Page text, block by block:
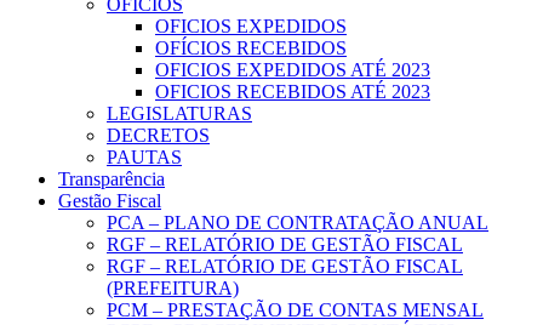
OFICIOS
OFICIOS EXPEDIDOS
OFÍCIOS RECEBIDOS
OFICIOS EXPEDIDOS ATÉ 2023
OFICIOS RECEBIDOS ATÉ 2023
LEGISLATURAS
DECRETOS
PAUTAS
Transparência
Gestão Fiscal
PCA – PLANO DE CONTRATAÇÃO ANUAL
RGF – RELATÓRIO DE GESTÃO FISCAL
RGF – RELATÓRIO DE GESTÃO FISCAL
(PREFEITURA)
PCM – PRESTAÇÃO DE CONTAS MENSAL